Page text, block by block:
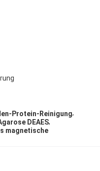
Protein-Reinigung,
DEAES,
magnetische